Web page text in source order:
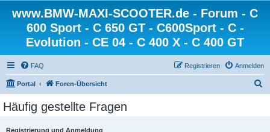
www.BMW-MAXI-SCOOTER.de - Forum - C
600 Sport - C 650 GT - C600Sport - C -
Evolution - CE 04 - C 400 X - C 400 GT
FAQ Anmelden
Registrieren
Portal Foren-Übersicht
Häufig gestellte Fragen
Registrierung und Anmeldung